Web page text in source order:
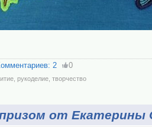
2 0
, рукоделие, творчество
от Екатерины